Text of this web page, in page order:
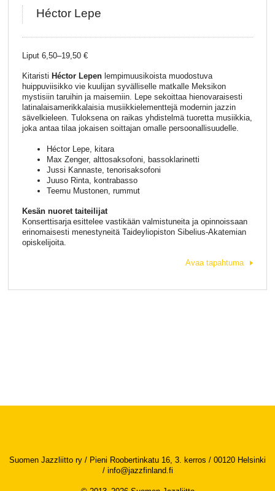
Héctor Lepe
Liput 6,50–19,50 €
Kitaristi Héctor Lepenlempimuusikoista muodostuva
huippuviisikko vie kuulijan syvälliselle matkalle Meksikon
mystisiin taruihin ja maisemiin. Lepe sekoittaa hienovaraisesti
latinalaisamerikkalaisia musiikkielementtejä modernin jazzin
sävelkieleen. Tuloksena on raikas yhdistelmä tuoretta musiikkia,
joka antaa tilaa jokaisen soittajan omalle persoonallisuudelle.
Héctor Lepe, kitara
Max Zenger, alttosaksofoni, bassoklarinetti
Jussi Kannaste, tenorisaksofoni
Juuso Rinta, kontrabasso
Teemu Mustonen, rummut
Kesän nuoret taiteilijat
Konserttisarja esittelee vastikään valmistuneita ja opinnoissaan
erinomaisesti menestyneitä Taideyliopiston Sibelius-Akatemian
opiskelijoita.
Avaa tapahtuma
Suomen Jazzliitto ry / Pieni Roobertinkatu 16, 3. kerros / 00120 Helsinki
/ info@jazzfinland.fi